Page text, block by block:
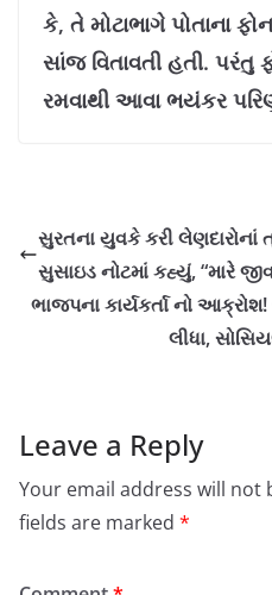
કે, તે મોટાભાગે પોતાના
સાંજ વિતાવતી હતી. પરંતુ
રમવાથી આવા ભયંકર
સુરતના યુવકે કરી લેણદારોનાં
સુસાઇડ નોટમાં કહ્યું, “મારે
ભાજપના કાર્યકર્તા નો
લીધા,
Leave a Reply
Your email address will not
fields are marked *